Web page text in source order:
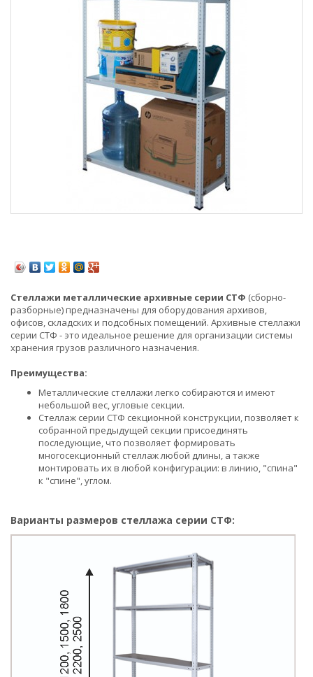
Стеллажи металлические архивные серии СТФ (сборно-
разборные) предназначены для оборудования архивов,
офисов, складских и подсобных помещений. Архивные стеллажи
серии СТФ - это идеальное решение для организации системы
хранения грузов различного назначения.
Преимущества:
Металлические стеллажи легко собираются и имеют
небольшой вес, угловые секции.
Стеллаж серии СТФ секционной конструкции, позволяет к
собранной предыдущей секции присоединять
последующие, что позволяет формировать
многосекционный стеллаж любой длины, а также
монтировать их в любой конфигурации: в линию, "спина"
к "спине", углом.
Варианты размеров стеллажа серии СТФ: